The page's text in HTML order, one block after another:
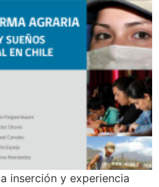
inserción y experiencia